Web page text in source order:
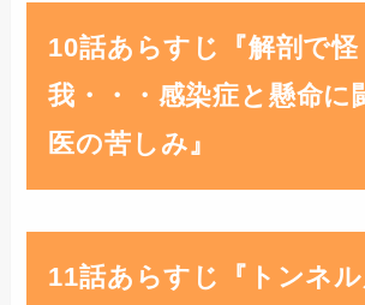
10話あらすじ『解剖で怪
我・・・感染症と懸命に
医の苦しみ』
11話あらすじ『トンネ